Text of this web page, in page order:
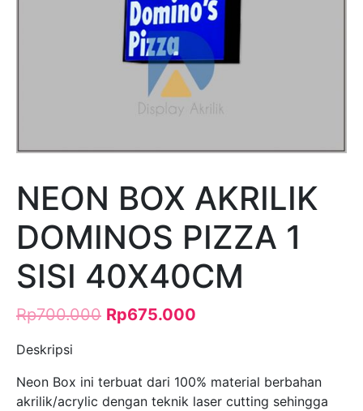
NEON BOX AKRILIK
DOMINOS PIZZA 1
SISI 40X40CM
Rp700.000 Rp675.000
Deskripsi
Neon Box ini terbuat dari 100% material berbahan
akrilik/acrylic dengan teknik laser cutting sehingga